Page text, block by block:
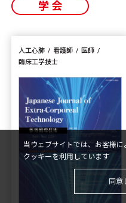
学会
人工心肺 看護師
医師
臨床工学技士
当ウェブサイトでは、お客様に
クッキーを利用しています
同意